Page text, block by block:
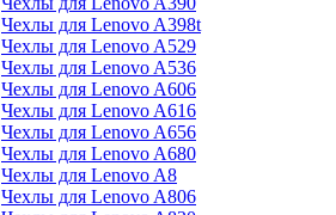
Чехлы для Lenovo A398t
Чехлы для Lenovo A529
Чехлы для Lenovo A536
Чехлы для Lenovo A606
Чехлы для Lenovo A616
Чехлы для Lenovo A656
Чехлы для Lenovo A680
Чехлы для Lenovo A8
Чехлы для Lenovo A806